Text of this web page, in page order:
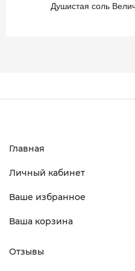
Душистая соль
Главная
Личный кабинет
Ваше избранное
Ваша корзина
Отзывы